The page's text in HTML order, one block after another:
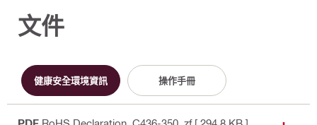
文件
健康安全環境資訊 操作手冊